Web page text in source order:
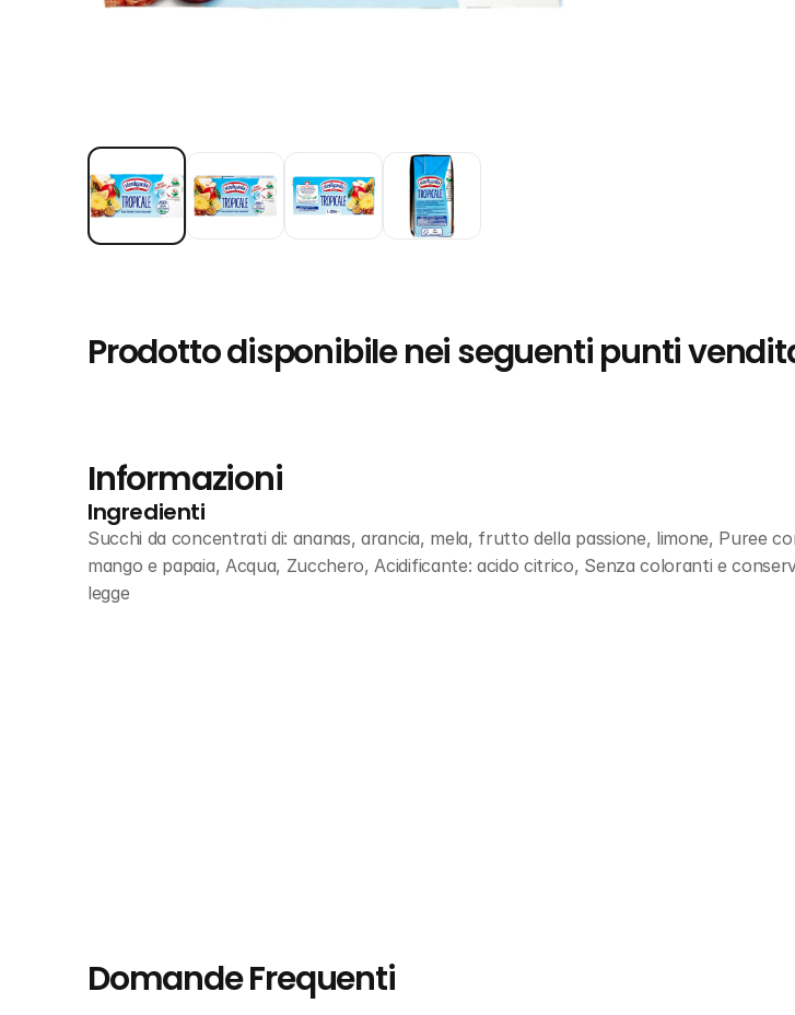
Prodotto disponibile nei seguenti punti
Informazioni
Ingredienti
Succhi da concentrati di: ananas, arancia, mela, frutto della passione, limone, Puree
mango e papaia, Acqua, Zucchero, Acidificante: acido citrico, Senza coloranti e
legge
Domande Frequenti